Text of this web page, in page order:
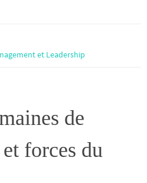
et Leadership
de
forces du